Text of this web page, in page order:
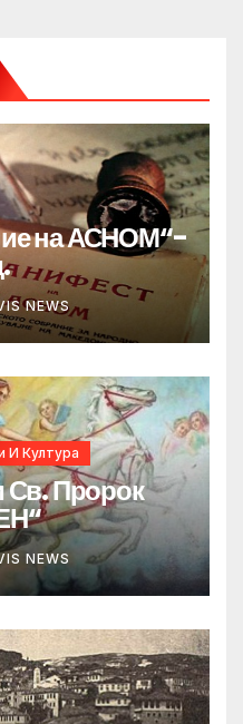
на АСНОМ“-
NEWS
И Култура
Св. Пророк
NEWS